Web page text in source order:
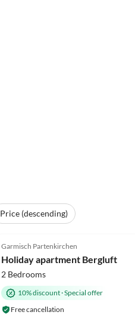
Price (descending)
Garmisch Partenkirchen
Holiday apartment Bergluft
2 Bedrooms
10% discount·Special offer
Free cancellation